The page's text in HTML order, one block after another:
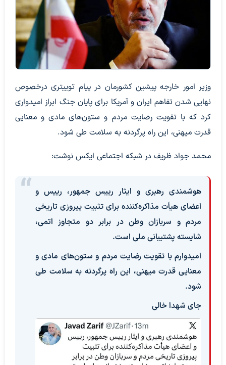
وزیر امور خارجه پیشین کشورمان در پیام توییتری درخصوص
نهایی شدن تفاهم ایران و آمریکا برای پایان جنگ ابراز امیدواری
کرد که با تقویت رضایت مردم و ستون‌های مادی و معنایی
قدرت میهنی، این راه پرگردنه به سلامت طی شود.
محمد جواد ظریف در شبکه اجتماعی ایکس نوشت:
هوشمندی رهبری و ایثار رییس جمهور، رییس و
اعضای هیأت مذاکره‌کننده برای تثبیت پیروزی تاریخی
مردم و سربازان وطن در برابر دو متجاوز اتمی،
شایسته پشتیبانی ملی است.
‏امیدوارم با تقویت رضایت مردم و ستون‌های مادی و
معنایی قدرت میهنی، این راه پرگردنه به سلامت طی
شود.
‏جای شهدا خالی